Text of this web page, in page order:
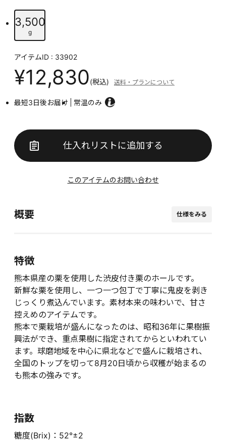
3,500
g
アイテムID : 33902
¥12,830(税込) 送料・プランについて
最短3日後お届け 常温のみ
仕入れリストに追加する
このアイテムのお問い合わせ
概要 仕様をみる
特徴
熊本県産の栗を使用した渋皮付き栗のホールです。
新鮮な栗を使用し、一つ一つ包丁で丁寧に鬼皮を剥き
じっくり煮込んでいます。素材本来の味わいで、甘さ
控えめのアイテムです。
熊本で栗栽培が盛んになったのは、昭和36年に果樹振
興法ができ、重点果樹に指定されてからといわれてい
ます。球磨地域を中心に県北などで盛んに栽培され、
全国のトップを切って8月20日頃から収穫が始まるの
も熊本の強みです。
指数
糖度(Brix)：52°±2